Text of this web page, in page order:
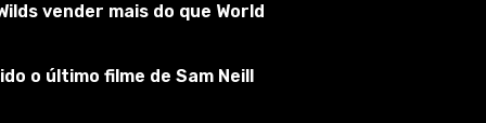
vender mais do que World
o último filme de Sam Neill